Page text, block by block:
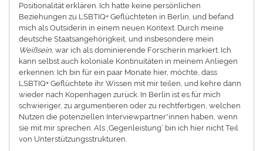
Positionalität erklären. Ich hatte keine persönlichen
Beziehungen zu LSBTIQ+ Geflüchteten in Berlin, und befand
mich als Outsiderin in einem neuen Kontext. Durch meine
deutsche Staatsangehörigkeit, und insbesondere mein
Weißsein, war ich als dominierende Forscherin markiert. Ich
kann selbst auch koloniale Kontinuitäten in meinem Anliegen
erkennen: Ich bin für ein paar Monate hier, möchte, dass
LSBTIQ+ Geflüchtete ihr Wissen mit mir teilen, und kehre dann
wieder nach Kopenhagen zurück. In Berlin ist es für mich
schwieriger, zu argumentieren oder zu rechtfertigen, welchen
Nutzen die potenziellen Interviewpartner*innen haben, wenn
sie mit mir sprechen. Als ‚Gegenleistung‘ bin ich hier nicht Teil
von Unterstützungsstrukturen.